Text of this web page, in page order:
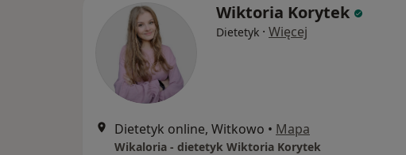
Wiktoria Korytek
Dietetyk · Więcej
Dietetyk online, Witkowo • Mapa
Wikaloria - dietetyk Wiktoria Korytek